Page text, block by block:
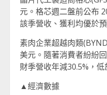
元。格芯週二盤前公布
該季營收、獲利均優於預
素肉企業超越肉類
美元。隨著消費者紛紛
財季營收年減30.5%，低
▲經濟數據